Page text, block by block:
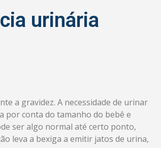
urinária
a gravidez. A necessidade de urinar
por conta do tamanho do bebê e
ser algo normal até certo ponto,
leva a bexiga a emitir jatos de urina,